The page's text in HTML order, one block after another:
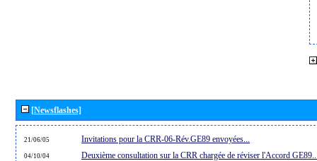
[Newsflashes]
21/06/05 Invitations pour la CRR-06-Rév.GE89 envoyées...
04/10/04 Deuxième consultation sur la CRR chargée de réviser l'Accord